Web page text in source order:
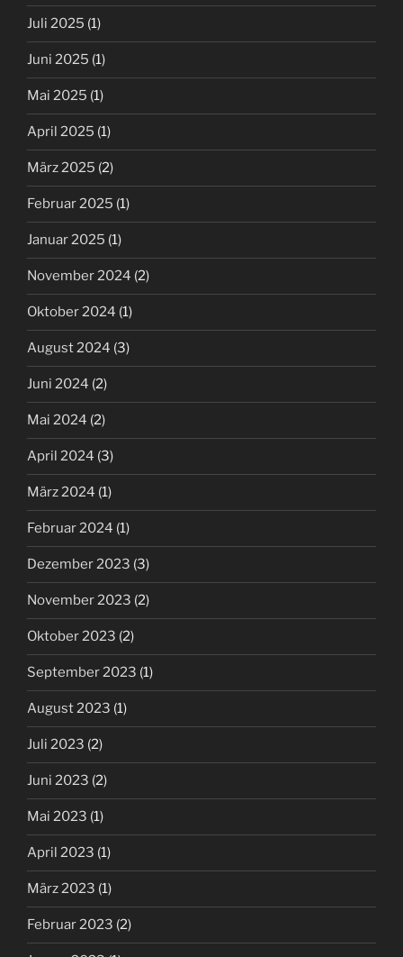
Juli 2025 (1)
Juni 2025 (1)
Mai 2025 (1)
April 2025 (1)
März 2025 (2)
Februar 2025 (1)
Januar 2025 (1)
November 2024 (2)
Oktober 2024 (1)
August 2024 (3)
Juni 2024 (2)
Mai 2024 (2)
April 2024 (3)
März 2024 (1)
Februar 2024 (1)
Dezember 2023 (3)
November 2023 (2)
Oktober 2023 (2)
September 2023 (1)
August 2023 (1)
Juli 2023 (2)
Juni 2023 (2)
Mai 2023 (1)
April 2023 (1)
März 2023 (1)
Februar 2023 (2)